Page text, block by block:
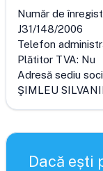
Număr de
J31/148/2006
Telefon
Plătitor TVA: Nu
Adresă sediu
ŞIMLEU
Dacă ești